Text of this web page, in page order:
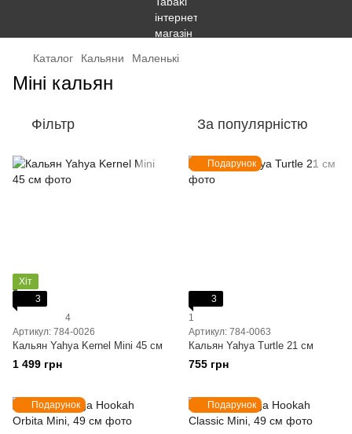
Каталог Кальяни Маленькі
Міні кальян
Фільтр За популярністю
Хіт
3
4
Артикул: 784-0026
Кальян Yahya Kernel Mini 45 см
1 499 грн
Подарунок
3
1
Артикул: 784-0063
Кальян Yahya Turtle 21 см
755 грн
Подарунок Подарунок